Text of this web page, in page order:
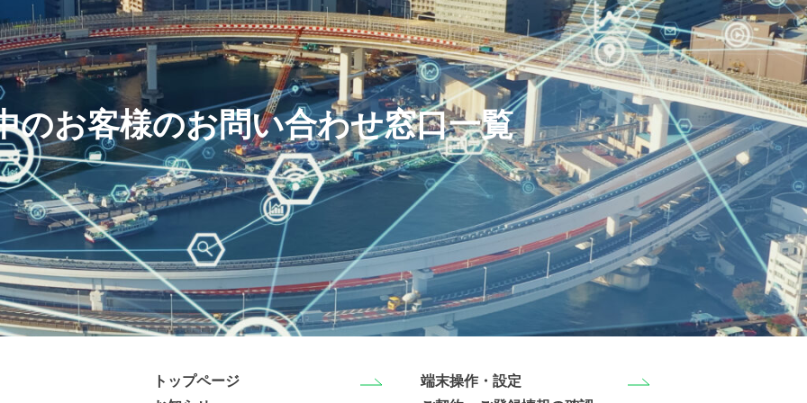
のお客様のお問い合わせ窓口一覧
トップページ
端末操作・設定